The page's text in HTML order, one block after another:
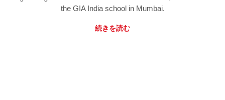
the GIA India school in Mumbai.
続きを読む